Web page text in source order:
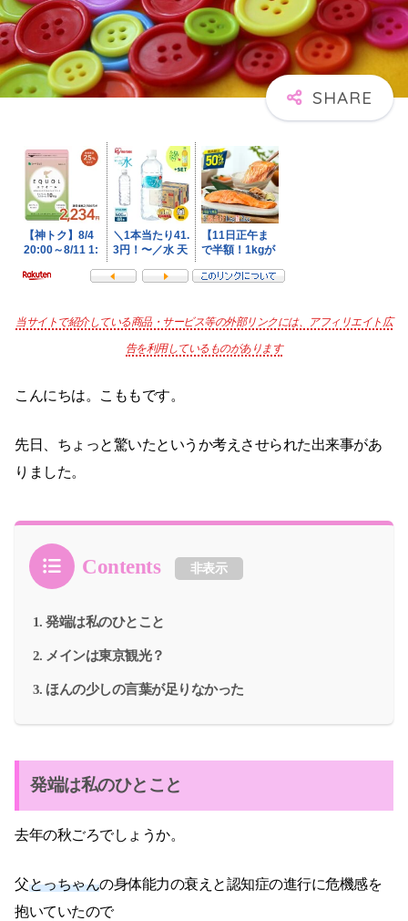
当サイトで紹介している商品・サービス等の外部リンクには、アフィリエイト広
告を利用しているものがあります
こんにちは。こももです。
先日、ちょっと驚いたというか考えさせられた出来事があ
りました。
Contents 非表示
発端は私のひとこと
メインは東京観光？
ほんの少しの言葉が足りなかった
発端は私のひとこと
去年の秋ごろでしょうか。
父とっちゃんの身体能力の衰えと認知症の進行に危機感を
抱いていたので